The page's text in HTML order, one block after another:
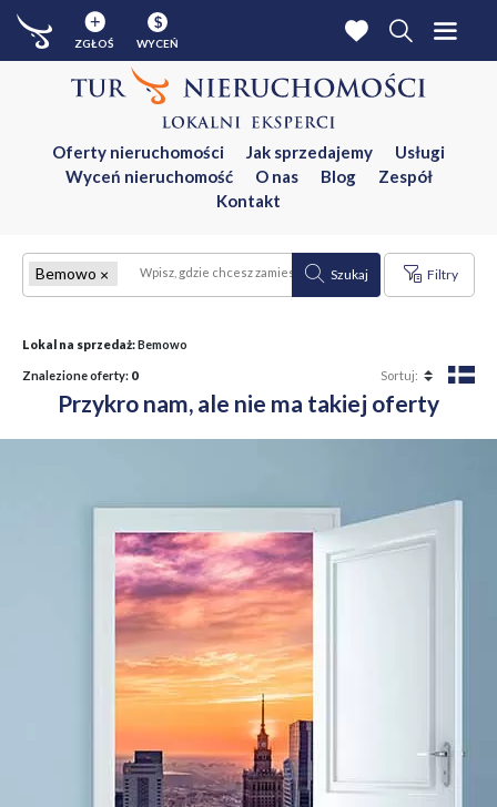
ZGŁOŚ
$
WYCEŃ
Oferty nieruchomości Jak sprzedajemy
Usługi
Wyceń nieruchomość
O nas Blog
Zespół
Kontakt
Bemowo Szukaj Filtry
Lokal na sprzedaż:Bemowo
Znalezione oferty: 0
Przykro nam, ale nie ma takiej oferty